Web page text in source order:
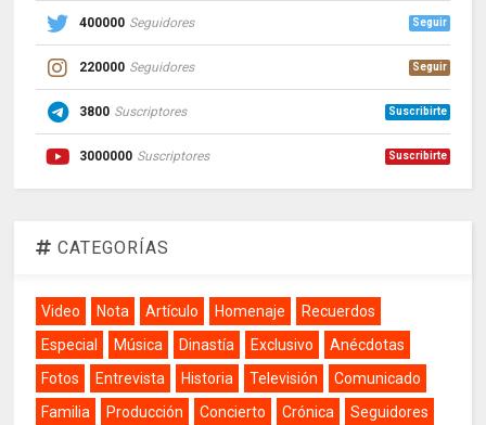
400000 Seguidores Seguir
220000 Seguidores Seguir
3800 Suscriptores Suscribirte
3000000 Suscriptores Suscribirte
CATEGORÍAS
Video Nota Artículo Homenaje
Recuerdos
Especial
Música Dinastía Exclusivo
Anécdotas
Fotos
Entrevista Historia Televisión
Comunicado
Familia
Producción Concierto Crónica
Seguidores